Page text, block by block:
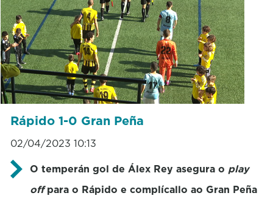
Rápido 1-0 Gran Peña
02/04/2023 10:13
O temperán gol de Álex Rey asegura o play
offpara o Rápido e complícallo ao Gran Peña